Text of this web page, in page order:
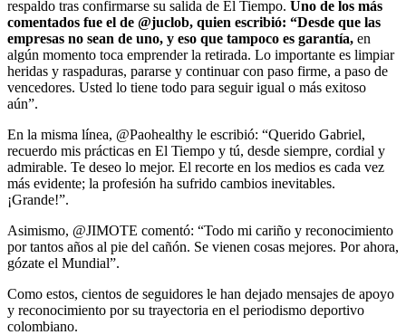
respaldo tras confirmarse su salida de El Tiempo. Uno de los más
comentados fue el de @juclob, quien escribió: “Desde que las
empresas no sean de uno, y eso que tampoco es garantía, en
algún momento toca emprender la retirada. Lo importante es limpiar
heridas y raspaduras, pararse y continuar con paso firme, a paso de
vencedores. Usted lo tiene todo para seguir igual o más exitoso
aún”.
En la misma línea, @Paohealthy le escribió: “Querido Gabriel,
recuerdo mis prácticas en El Tiempo y tú, desde siempre, cordial y
admirable. Te deseo lo mejor. El recorte en los medios es cada vez
más evidente; la profesión ha sufrido cambios inevitables.
¡Grande!”.
Asimismo, @JIMOTE comentó: “Todo mi cariño y reconocimiento
por tantos años al pie del cañón. Se vienen cosas mejores. Por ahora,
gózate el Mundial”.
Como estos, cientos de seguidores le han dejado mensajes de apoyo
y reconocimiento por su trayectoria en el periodismo deportivo
colombiano.